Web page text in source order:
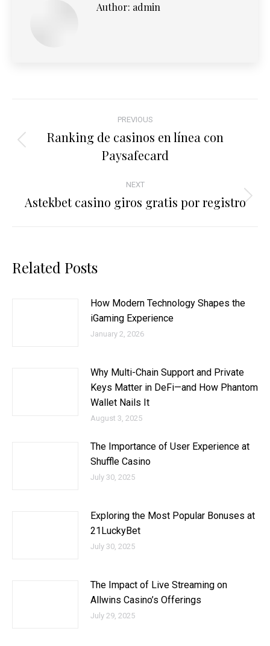
Author: admin
navigation
PREVIOUS
Previous
post:
Ranking de casinos en línea con
Paysafecard
NEXT
Next
Astekbet casino giros gratis por registro
Related Posts
How Modern Technology Shapes the
iGaming Experience
January 2, 2026
Why Multi-Chain Support and Private
Keys Matter in DeFi—and How Phantom
Wallet Nails It
August 3, 2025
The Importance of User Experience at
Shuffle Casino
July 30, 2025
Exploring the Most Popular Bonuses at
21LuckyBet
July 30, 2025
The Impact of Live Streaming on
Allwins Casino’s Offerings
July 29, 2025